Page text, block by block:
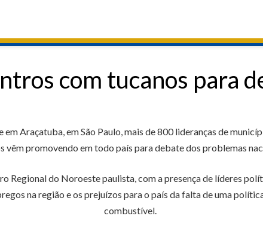
com tucanos para
Araçatuba, em São Paulo, mais de 800 lideranças de
vêm promovendo em todo país para debate dos problemas
do Noroeste paulista, com a presença de líderes
na região e os prejuízos para o país da falta de uma
combustível.